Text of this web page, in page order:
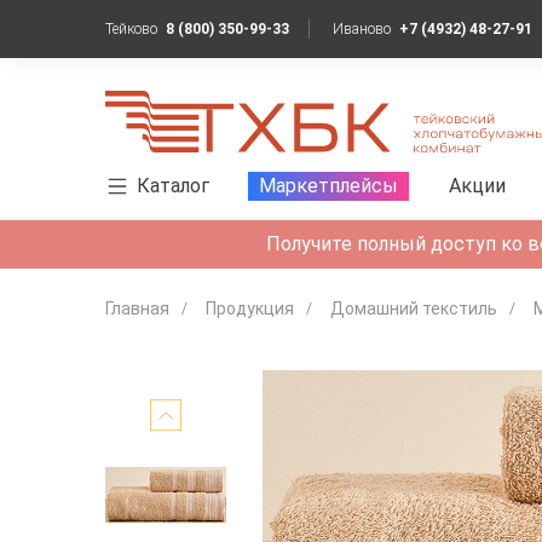
Тейково 8 (800) 350-99-33 Иваново +7 (4932) 48-27-91
Каталог Маркетплейсы Акции
Получите полный доступ ко
Главная Продукция Домашний текстиль